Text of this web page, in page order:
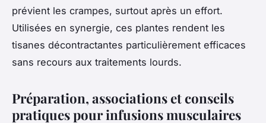
prévient les crampes, surtout après un effort.
Utilisées en synergie, ces plantes rendent les
tisanes décontractantes particulièrement efficaces
sans recours aux traitements lourds.
Préparation, associations et conseils
pratiques pour infusions musculaires